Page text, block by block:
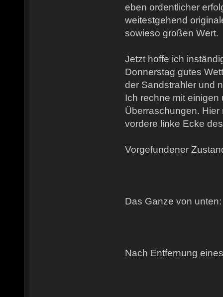
eben ordentlicher
weitestgehend
sowieso großen Wert.
Jetzt hoffe ich
Donnerstag gutes
der Sandstrahler und
Ich rechne mit einigen
Überraschungen.
vordere linke Ecke
Vorgefundener
Das Ganze von unten:
Nach Entfernung